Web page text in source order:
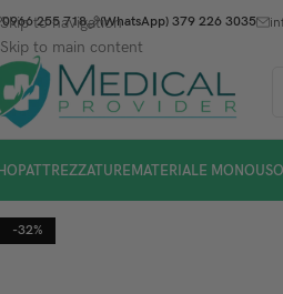
Skip to navigation
Skip to main content
0966 255 718 (WhatsApp) 379 226 3035
ATTREZZATUREMATERIALE MONOUSO
-32%